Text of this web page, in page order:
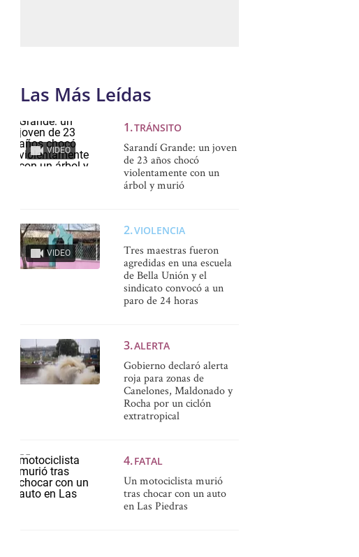
Las Más Leídas
VIDEO
TRÁNSITO
Sarandí Grande: un joven
de 23 años chocó
violentamente con un
árbol y murió
VIDEO
VIOLENCIA
Tres maestras fueron
agredidas en una escuela
de Bella Unión y el
sindicato convocó a un
paro de 24 horas
ALERTA
Gobierno declaró alerta
roja para zonas de
Canelones, Maldonado y
Rocha por un ciclón
extratropical
FATAL
Un motociclista murió
tras chocar con un auto
en Las Piedras